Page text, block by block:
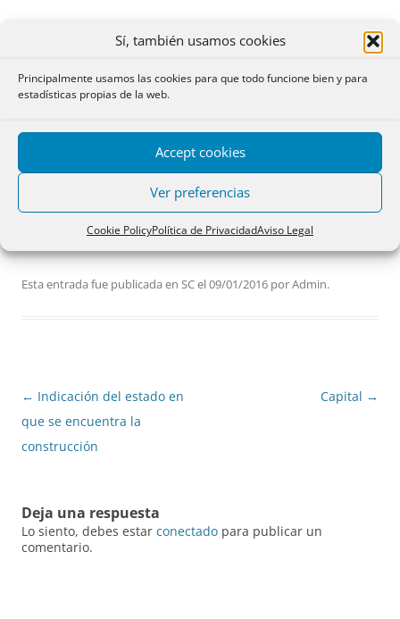
Sí, también usamos cookies
Principalmente usamos las cookies para que todo funcione bien y para
estadísticas propias de la web.
Accept cookies
Ver preferencias
Cookie PolicyPolítica de PrivacidadAviso Legal
Esta entrada fue publicada en SCel09/01/2016 porAdmin.
Navegación
de
entradas
← Indicación del estado en
que se encuentra la
construcción
Capital →
Deja una respuesta
Lo siento, debes estar conectado para publicar un
comentario.